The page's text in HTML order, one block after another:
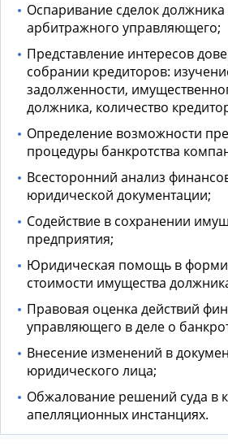
Оспаривание сделок
арбитражного управляющего;
Представление интересов
собрании кредиторов:
задолженности,
должника, количество
Определение возможности
процедуры банкротства
Всесторонний анализ
юридической документации;
Содействие в сохранении
предприятия;
Юридическая помощь в
стоимости имущества
Правовая оценка действий
управляющего в деле о
Внесение изменений в
юридического лица;
Обжалование решений суда в
апелляционных инстанциях.